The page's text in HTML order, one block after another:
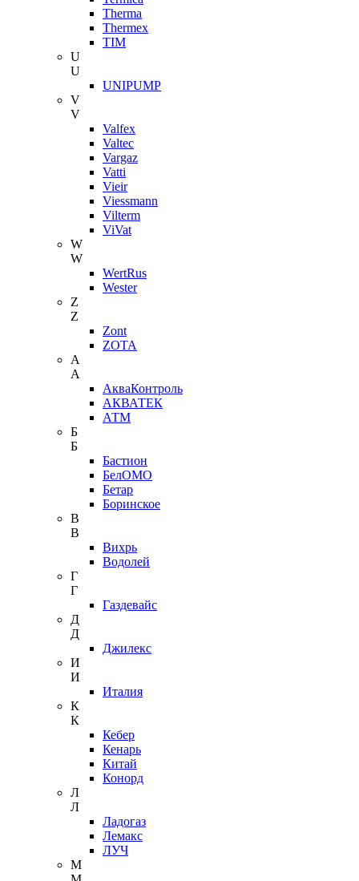
Therma
Thermex
TIM
U
U
UNIPUMP
V
V
Valfex
Valtec
Vargaz
Vatti
Vieir
Viessmann
Vilterm
ViVat
W
W
WertRus
Wester
Z
Z
Zont
ZOTA
А
А
АкваКонтроль
АКВАТЕК
АТМ
Б
Б
Бастион
БелОМО
Бетар
Боринское
В
В
Вихрь
Водолей
Г
Г
Газдевайс
Д
Д
Джилекс
И
И
Италия
К
К
Кебер
Кенарь
Китай
Конорд
Л
Л
Ладогаз
Лемакс
ЛУЧ
М